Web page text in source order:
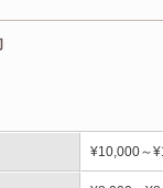
¥10,000～